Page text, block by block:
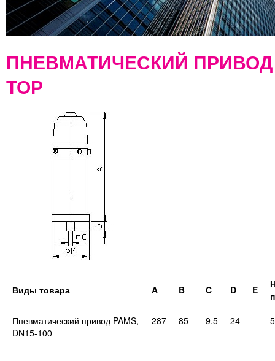
ПНЕВМАТИЧЕСКИЙ ПРИВОД
TOP
Виды товара A B C D E
Пневматический привод PAMS,
DN15-100
287 85 9.5 24